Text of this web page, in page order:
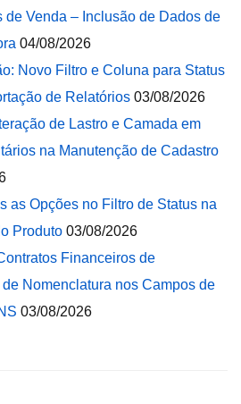
de Venda – Inclusão de Dados de
04/08/2026
Novo Filtro e Coluna para Status
de Relatórios 03/08/2026
de Lastro e Camada em
na Manutenção de Cadastro
as Opções no Filtro de Status na
Produto 03/08/2026
Financeiros de
Nomenclatura nos Campos de
03/08/2026